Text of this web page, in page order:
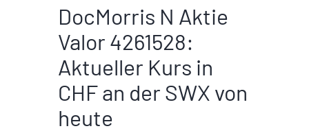
DocMorris N Aktie
Valor 4261528:
Aktueller Kurs in
CHF an der SWX von
heute